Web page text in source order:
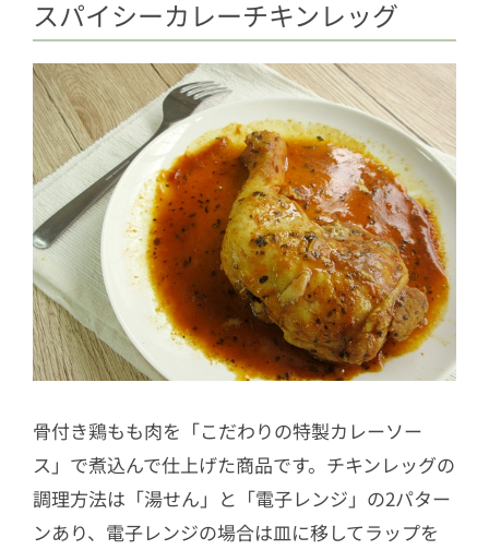
スパイシーカレーチキンレッグ
骨付き鶏もも肉を「こだわりの特製カレーソー
ス」で煮込んで仕上げた商品です。チキンレッグの
調理方法は「湯せん」と「電子レンジ」の2パター
ンあり、電子レンジの場合は皿に移してラップを